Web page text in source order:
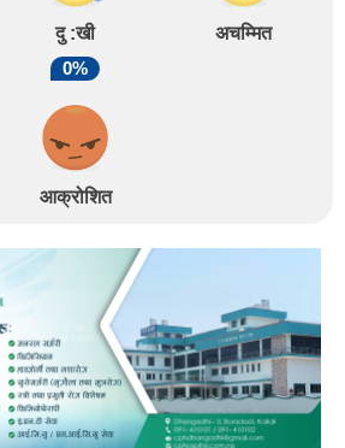
दु :खी
अचम्मित
0%
आक्रोशित